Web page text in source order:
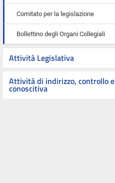
Comitato per la legislazione
Bollettino degli Organi Collegiali
Attività Legislativa
Attività di indirizzo, controllo e
conoscitiva